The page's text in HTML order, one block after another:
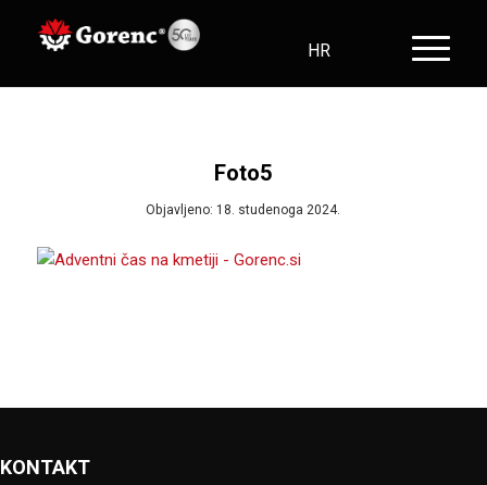
HR
Foto5
Objavljeno: 18. studenoga 2024.
KONTAKT